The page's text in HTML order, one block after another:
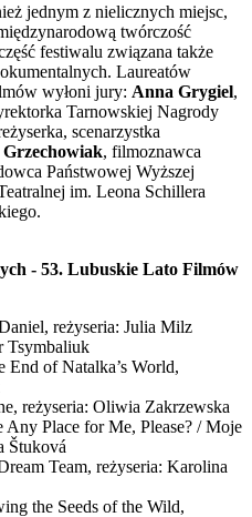
jednym z nielicznych miejsc,
twórczość
festiwalu związana także
Laureatów
wyłoni jury: Anna Grygiel,
Tarnowskiej Nagrody
scenarzystka
Grzechowiak, filmoznawca
Państwowej Wyższej
im. Leona Schillera
- 53. Lubuskie Lato Filmów
reżyseria: Julia Milz
Tsymbaliuk
of Natalka’s World,
reżyseria: Oliwia Zakrzewska
Place for Me, Please? / Moje
Štuková
Team, reżyseria: Karolina
the Seeds of the Wild,